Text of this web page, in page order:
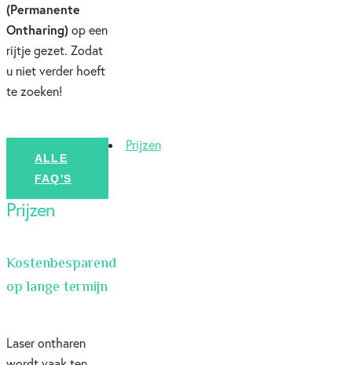
(Permanente
Ontharing) op een
rijtje gezet. Zodat
u niet verder hoeft
te zoeken!
ALLE
FAQ'S
Prijzen
Prijzen
Kostenbesparend
op lange termijn
Laser ontharen